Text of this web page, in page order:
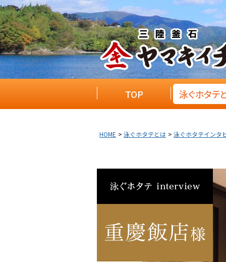
TOP 泳ぐホタテ
HOME 泳ぐホタテとは 泳ぐホタテインタ